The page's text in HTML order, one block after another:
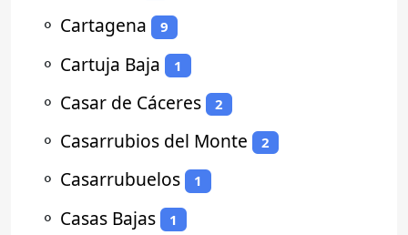
⚬ Cartagena 9
⚬ Cartuja Baja 1
⚬ Casar de Cáceres 2
⚬ Casarrubios del Monte 2
⚬ Casarrubuelos 1
⚬ Casas Bajas 1